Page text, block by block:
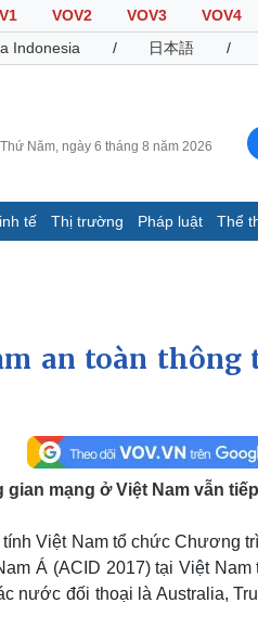
VOV2 VOV3 VOV4
Indonesia / 日本語 /
Thứ Năm, ngày 6 tháng 8 năm 2026
tế Thị trường Pháp luật Thể
Thể thao
Lịch thi đấu bóng đá
eSports
Hậu trường
Văn hóa
an toàn
mạng ở Việt Nam vẫn
Việt Nam tổ chức Chương
Á (ACID 2017) tại Việt
nước đối thoại là Australia,